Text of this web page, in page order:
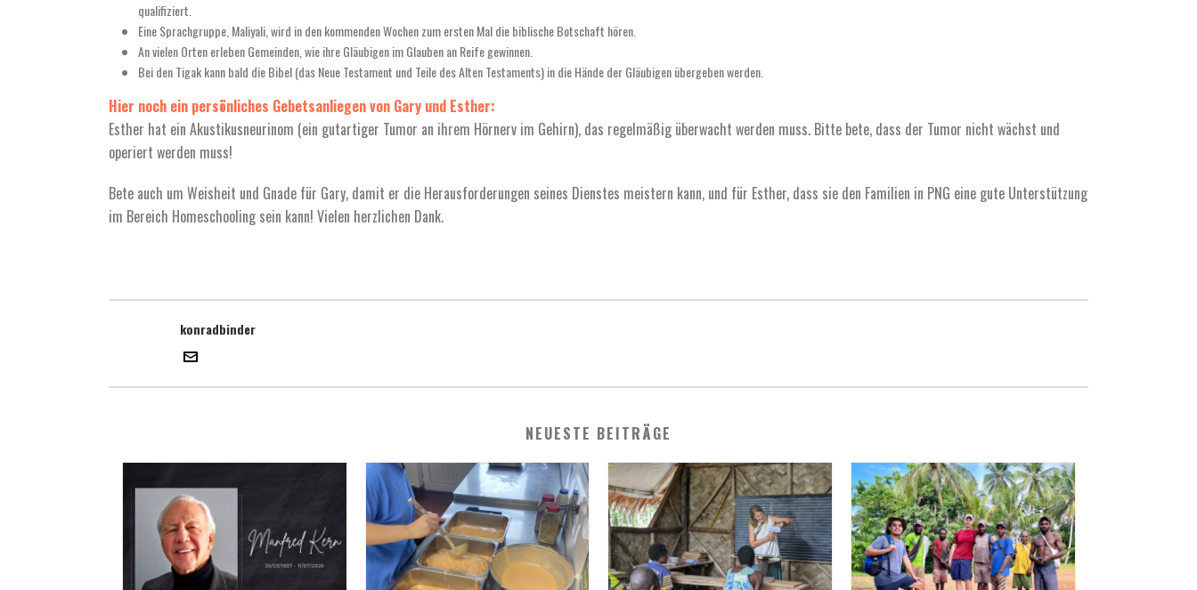
qualifiziert.
Eine Sprachgruppe, Maliyali, wird in den kommenden Wochen zum ersten Mal die biblische Botschaft hören.
An vielen Orten erleben Gemeinden, wie ihre Gläubigen im Glauben an Reife gewinnen.
Bei den Tigak kann bald die Bibel (das Neue Testament und Teile des Alten Testaments) in die Hände der Gläubigen übergeben werden.
Hier noch ein persönliches Gebetsanliegen von Gary und Esther:
Esther hat ein Akustikusneurinom (ein gutartiger Tumor an ihrem Hörnerv im Gehirn), das regelmäßig überwacht werden muss. Bitte bete, dass der Tumor nicht wächst und
operiert werden muss!
Bete auch um Weisheit und Gnade für Gary, damit er die Herausforderungen seines Dienstes meistern kann, und für Esther, dass sie den Familien in PNG eine gute Unterstützung
im Bereich Homeschooling sein kann! Vielen herzlichen Dank.
konradbinder
NEUESTE BEITRÄGE